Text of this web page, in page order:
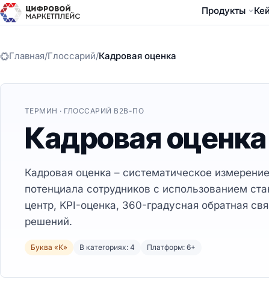
Продукты
Главная/Глоссарий/Кадровая оценка
ТЕРМИН · ГЛОССАРИЙ B2B-ПО
Кадровая оценка
Кадровая оценка – систематическое
потенциала сотрудников с использованием
центр, KPI-оценка, 360-градусная обратная
решений.
Буква «К» В категориях: 4 Платформ: 6+